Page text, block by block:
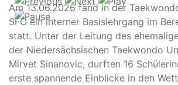
Am 13.06.2026 fand in der
SFO ein interner Basislehrgang im
statt. Unter der Leitung des
der Niedersächsischen Taekwondo
Mirvet Sinanovic, durften 16
erste spannende Einblicke in den